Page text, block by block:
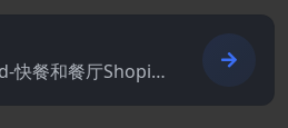
快餐和餐厅Shopify